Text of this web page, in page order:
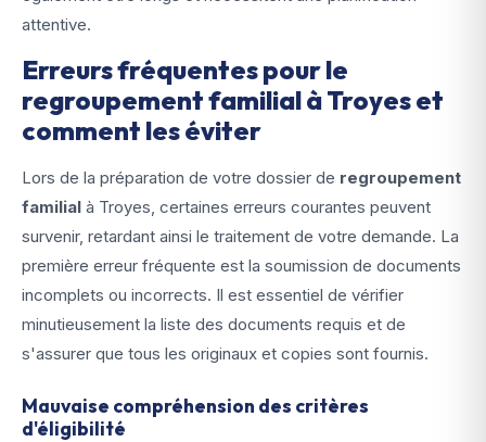
attentive.
Erreurs fréquentes pour le
regroupement familial à Troyes et
comment les éviter
Lors de la préparation de votre dossier de regroupement
familial à Troyes, certaines erreurs courantes peuvent
survenir, retardant ainsi le traitement de votre demande. La
première erreur fréquente est la soumission de documents
incomplets ou incorrects. Il est essentiel de vérifier
minutieusement la liste des documents requis et de
s'assurer que tous les originaux et copies sont fournis.
Mauvaise compréhension des critères
d'éligibilité